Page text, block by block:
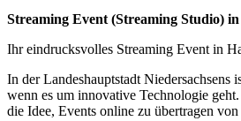
Streaming Event (Streaming Studio)
Ihr eindrucksvolles Streaming Event in
In der Landeshauptstadt Niedersachsens
wenn es um innovative Technologie
die Idee, Events online zu übertragen